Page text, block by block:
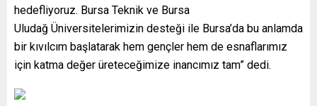
hedefliyoruz. Bursa Teknik ve Bursa
Uludağ Üniversitelerimizin desteği ile Bursa’da bu anlamda
bir kıvılcım başlatarak hem gençler hem de esnaflarımız
için katma değer üreteceğimize inancımız tam” dedi.